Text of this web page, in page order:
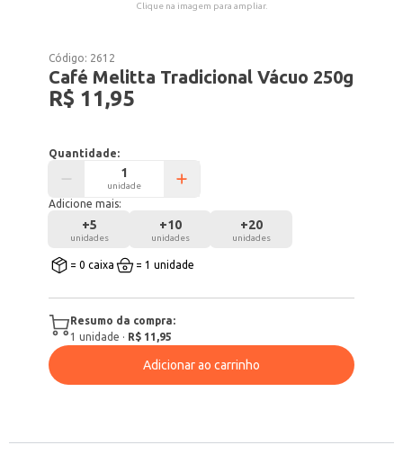
Clique na imagem para ampliar.
Código: 2612
Café Melitta Tradicional Vácuo 250g
R$ 11,95
Quantidade:
unidade
Adicione mais:
+5
unidades
+10
unidades
+20
unidades
= 0 caixa = 1 unidade
Resumo da compra:
1 unidade · R$ 11,95
Adicionar ao carrinho